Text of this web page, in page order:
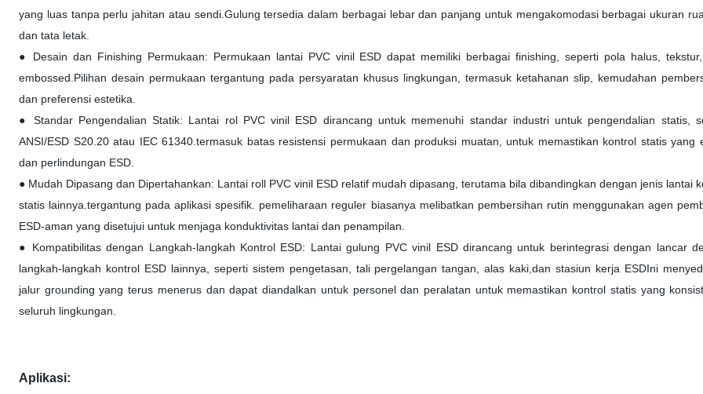
yang luas tanpa perlu jahitan atau sendi.Gulung tersedia dalam berbagai lebar dan panjang untuk mengakomodasi berbagai ukuran
dan tata letak.
● Desain dan Finishing Permukaan: Permukaan lantai PVC vinil ESD dapat memiliki berbagai finishing, seperti pola halus,
embossed.Pilihan desain permukaan tergantung pada persyaratan khusus lingkungan, termasuk ketahanan slip, kemudahan
dan preferensi estetika.
● Standar Pengendalian Statik: Lantai rol PVC vinil ESD dirancang untuk memenuhi standar industri untuk pengendalian statis,
ANSI/ESD S20.20 atau IEC 61340.termasuk batas resistensi permukaan dan produksi muatan, untuk memastikan kontrol statis yang
dan perlindungan ESD.
● Mudah Dipasang dan Dipertahankan: Lantai roll PVC vinil ESD relatif mudah dipasang, terutama bila dibandingkan dengan jenis lantai
statis lainnya.tergantung pada aplikasi spesifik. pemeliharaan reguler biasanya melibatkan pembersihan rutin menggunakan agen
ESD-aman yang disetujui untuk menjaga konduktivitas lantai dan penampilan.
● Kompatibilitas dengan Langkah-langkah Kontrol ESD: Lantai gulung PVC vinil ESD dirancang untuk berintegrasi dengan lancar
langkah-langkah kontrol ESD lainnya, seperti sistem pengetasan, tali pergelangan tangan, alas kaki,dan stasiun kerja ESDIni
jalur grounding yang terus menerus dan dapat diandalkan untuk personel dan peralatan untuk memastikan kontrol statis yang
seluruh lingkungan.
Aplikasi: